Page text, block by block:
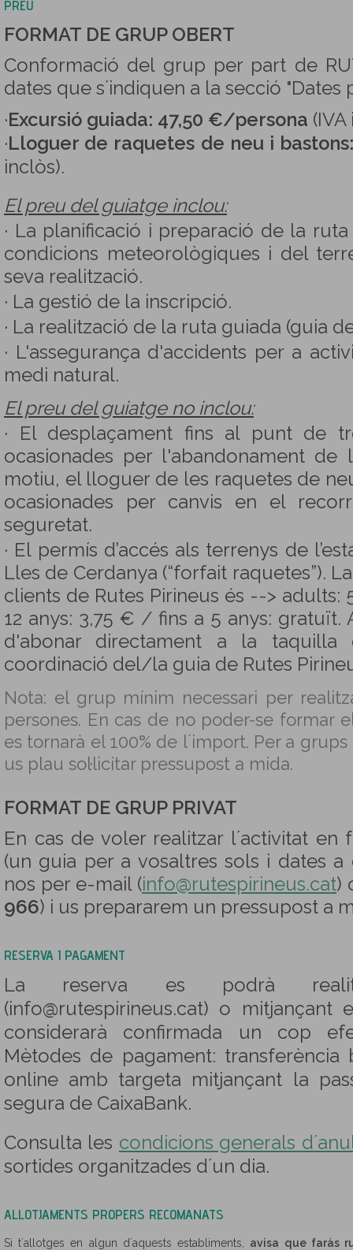
PREU
FORMAT DE GRUP OBERT
Conformació del grup per part de
dates que s´indiquen a la secció "Dates
·Excursió guiada: 47,50 €/persona
·Lloguer de raquetes de neu i
inclòs).
El preu del guiatge inclou:
· La planificació i preparació de la
condicions meteorològiques i del
seva realització.
· La gestió de la inscripció.
· La realització de la ruta guiada (guia
· L'assegurança d'accidents per a
medi natural.
El preu del guiatge no inclou:
· El desplaçament fins al punt de
ocasionades per l'abandonament
motiu, el lloguer de les raquetes de
ocasionades per canvis en el
seguretat.
· El permís d’accés als terrenys de
Lles de Cerdanya (“forfait raquetes”).
clients de Rutes Pirineus és -->
12 anys: 3,75 € / fins a 5 anys: gratuït.
d'abonar directament a la taquilla
coordinació del/la guia de Rutes
Nota: el grup mínim necessari per
persones. En cas de no poder-se formar
es tornarà el 100% de l´import. Per a
us plau sol·licitar pressupost a mida.
FORMAT DE GRUP PRIVAT
En cas de voler realitzar l´activitat
(un guia per a vosaltres sols i dates
nos per e-mail (info@rutespirineus.cat)
966) i us prepararem un pressupost a
RESERVA I PAGAMENT
La reserva es podrà
(info@rutespirineus.cat) o
considerarà confirmada un cop
Mètodes de pagament: transferència
online amb targeta mitjançant la
segura de CaixaBank.
Consulta les condicions generals
sortides organitzades d´un dia.
ALLOTJAMENTS PROPERS RECOMANATS
Si t´allotges en algun d´aquests establiments, avisa que faràs